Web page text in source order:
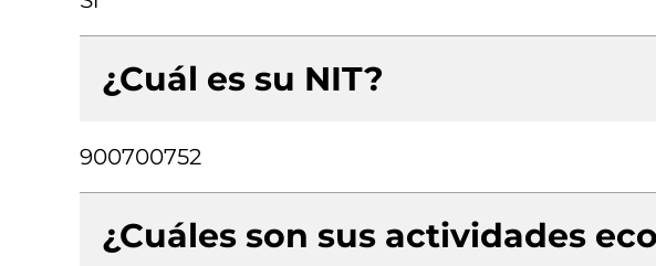
¿Cuál es su NIT?
900700752
¿Cuáles son sus actividades